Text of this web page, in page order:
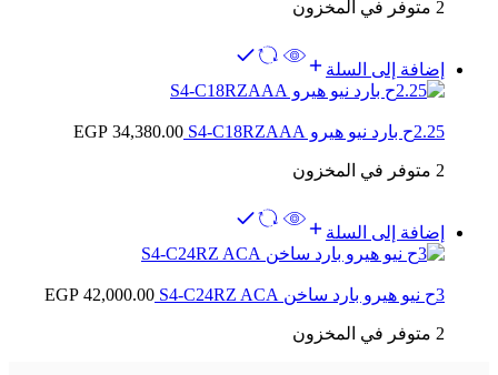
2 متوفر في المخزون
إضافة إلى السلة
2.25ح بارد نيو هيرو S4-C18RZAAA EGP 34,380.00
2 متوفر في المخزون
إضافة إلى السلة
3ح نيو هيرو بارد ساخن S4-C24RZ ACA EGP 42,000.00
2 متوفر في المخزون